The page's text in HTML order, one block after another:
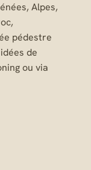
Alpes,
pédestre
de
ou via